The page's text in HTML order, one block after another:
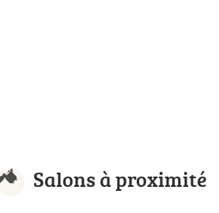
Salons à proximité